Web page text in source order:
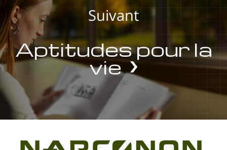
Suivant
Aptitudes pour la
vie